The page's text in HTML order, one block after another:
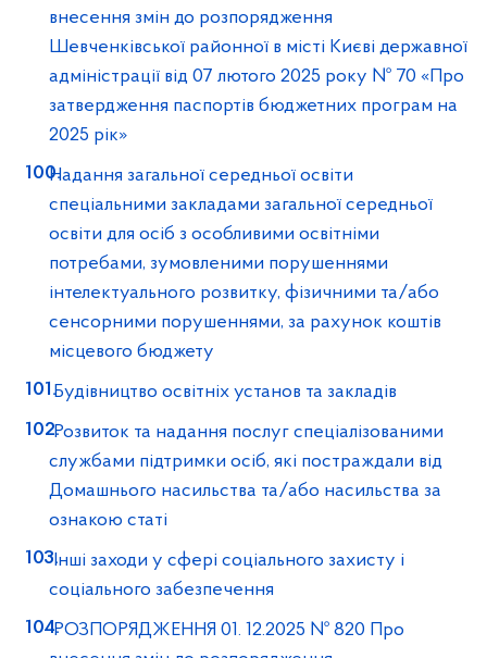
внесення змін до розпорядження
Шевченківської районної в місті Києві державної
адміністрації від 07 лютого 2025 року № 70 «Про
затвердження паспортів бюджетних програм на
2025 рік»
Надання загальної середньої освіти
спеціальними закладами загальної середньої
освіти для осіб з особливими освітніми
потребами, зумовленими порушеннями
інтелектуального розвитку, фізичними та/або
сенсорними порушеннями, за рахунок коштів
місцевого бюджету
Будівництво освітніх установ та закладів
Розвиток та надання послуг спеціалізованими
службами підтримки осіб, які постраждали від
Домашнього насильства та/або насильства за
ознакою статі
Інші заходи у сфері соціального захисту і
соціального забезпечення
РОЗПОРЯДЖЕННЯ 01. 12.2025 № 820 Про